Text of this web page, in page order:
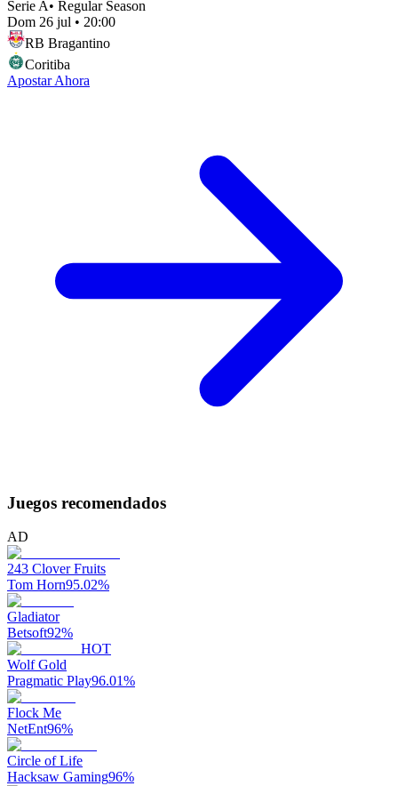
Serie A• Regular Season
Dom 26 jul • 20:00
RB Bragantino
Coritiba
Apostar Ahora
Juegos recomendados
AD
243 Clover Fruits
Tom Horn95.02%
Gladiator
Betsoft92%
HOT
Wolf Gold
Pragmatic Play96.01%
Flock Me
NetEnt96%
Circle of Life
Hacksaw Gaming96%